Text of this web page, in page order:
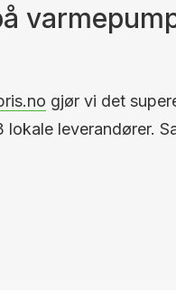
gjør vi det
leverandører.